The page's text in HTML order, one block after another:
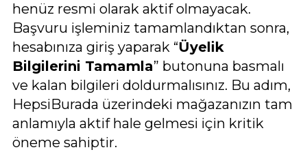
henüz resmi olarak aktif olmayacak.
Başvuru işleminiz tamamlandıktan sonra,
hesabınıza giriş yaparak “Üyelik
Bilgilerini Tamamla” butonuna basmalı
ve kalan bilgileri doldurmalısınız. Bu adım,
HepsiBurada üzerindeki mağazanızın tam
anlamıyla aktif hale gelmesi için kritik
öneme sahiptir.